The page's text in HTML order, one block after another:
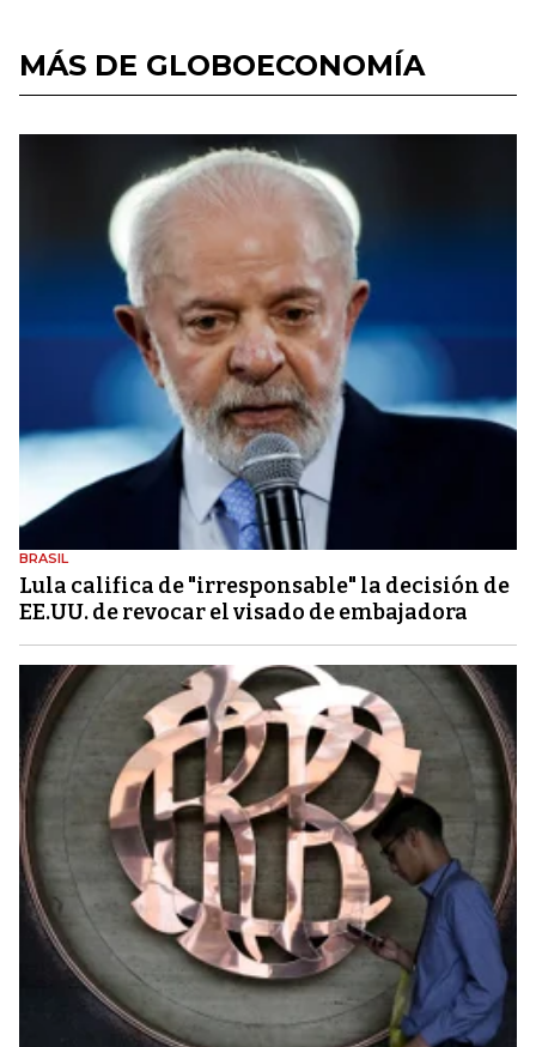
MÁS DE GLOBOECONOMÍA
BRASIL
Lula califica de "irresponsable" la decisión de
EE.UU. de revocar el visado de embajadora